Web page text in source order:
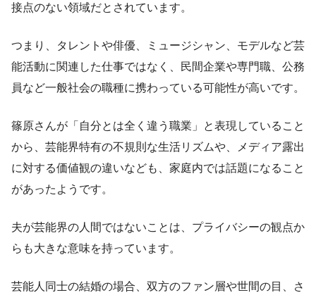
接点のない領域だとされています。
つまり、タレントや俳優、ミュージシャン、モデルなど芸
能活動に関連した仕事ではなく、民間企業や専門職、公務
員など一般社会の職種に携わっている可能性が高いです。
篠原さんが「自分とは全く違う職業」と表現していること
から、芸能界特有の不規則な生活リズムや、メディア露出
に対する価値観の違いなども、家庭内では話題になること
があったようです。
夫が芸能界の人間ではないことは、プライバシーの観点か
らも大きな意味を持っています。
芸能人同士の結婚の場合、双方のファン層や世間の目、さ